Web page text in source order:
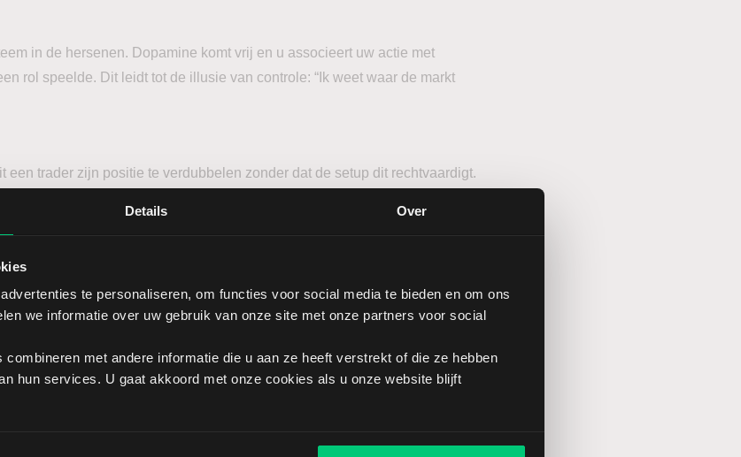
Details Over
te personaliseren, om functies voor social media te bieden en om ons
we informatie over uw gebruik van onze site met onze partners voor social
met andere informatie die u aan ze heeft verstrekt of die ze hebben
hun services. U gaat akkoord met onze cookies als u onze website blijft
in de hersenen. Dopamine komt vrij en u associeert uw actie met
rol speelde. Dit leidt tot de illusie van controle: “Ik weet waar de markt
een trader zijn positie te verdubbelen zonder dat de setup dit rechtvaardigt.
op resultaat: voerde u het plan correct uit?
of verminder tijdelijk de positiegrootte
risico per trade en dag of week